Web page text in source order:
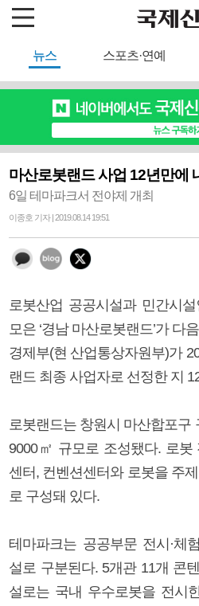
뉴스 스포츠·연예
마산로봇랜드 사업 12년만에
6일 테마파크서 전야제 개최
이종호 기자 | 2019.08.14 19:51
로봇산업 공공시설과 민간시
모은 ‘경남 마산로봇랜드’가 다
경제부(현 산업통상자원부)가
랜드 최종 사업자로 선정한 지
로봇랜드는 창원시 마산합포구
9000㎡ 규모로 조성됐다. 로봇
센터, 컨벤션센터와 로봇을 주
로 구성돼 있다.
테마파크는 공공부문 전시·체
설로 구분된다. 5개관 11개 콘
설로는 국내 우수로봇을 전시